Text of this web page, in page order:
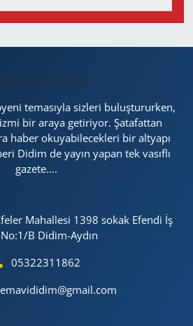
temasıyla sizleri buluştururken,
bir araya getiriyor. Şatafattan
haber okuyabilecekleri bir altyapı
Didim de yayın yapan tek vasıflı
gazete....
Mahallesi 1398 sokak Efendi İş
No:1/B Didim-Aydın
05322311862